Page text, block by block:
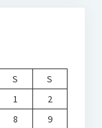
S
S
1
2
8 9